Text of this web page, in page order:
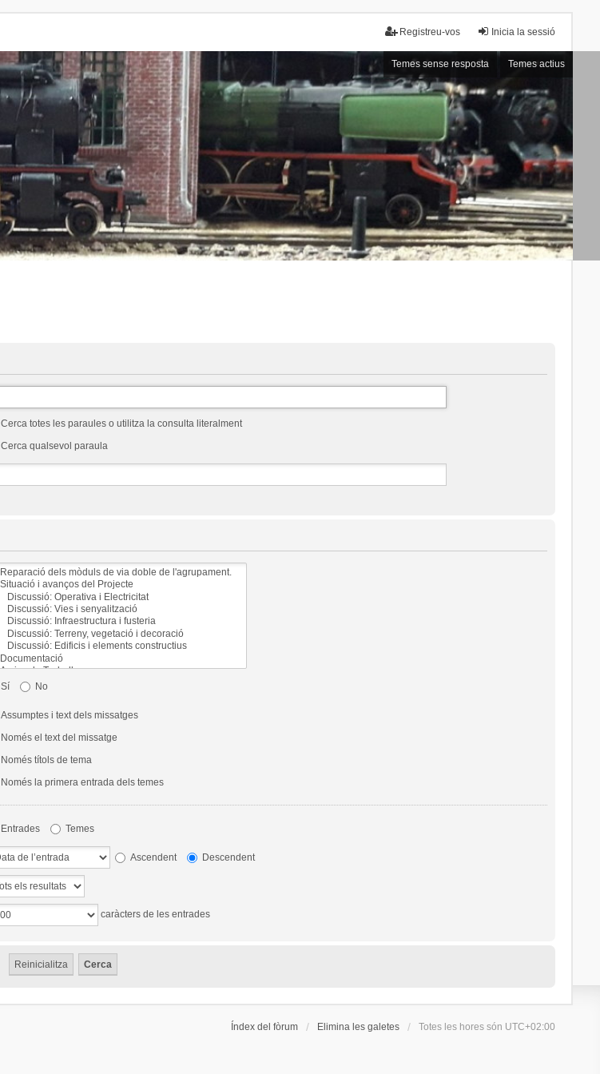
Inicia la sessió
Registreu-vos
Temes sense resposta Temes actius
Cerca totes les paraules o utilitza la consulta literalment
Cerca qualsevol paraula
Sí No
Assumptes i text dels missatges
Només el text del missatge
Només títols de tema
Només la primera entrada dels temes
Entrades Temes
Ascendent Descendent
caràcters de les entrades
Índex del fòrum Elimina les galetes Totes les hores són UTC+02:00